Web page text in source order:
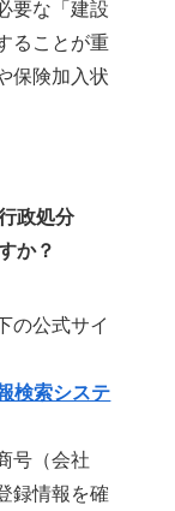
要な「建設
ることが重
保険加入状
政処分
か？
の公式サイ
検索システ
号（会社
録情報を確